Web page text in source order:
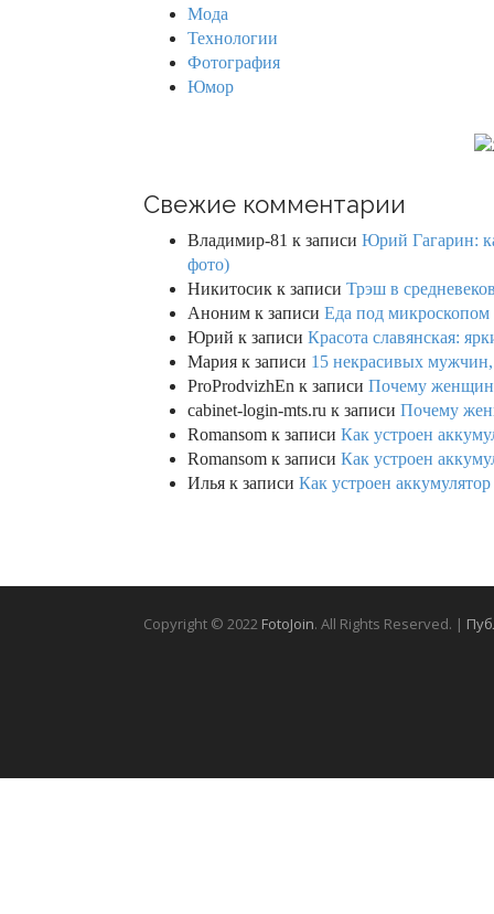
Мода
Технологии
Фотография
Юмор
Свежие комментарии
Владимир-81 к записи Юрий Гагарин:
фото)
Никитосик к записи Трэш в
Аноним к записи Еда под микроскопом
Юрий к записи Красота славянская:
Мария к записи 15 некрасивых
ProProdvizhEn к записи Почему
cabinet-login-mts.ru к записи Почему
Romansom к записи Как устроен
Romansom к записи Как устроен
Илья к записи Как устроен
Copyright © 2022 FotoJoin. All Rights Reserved. |